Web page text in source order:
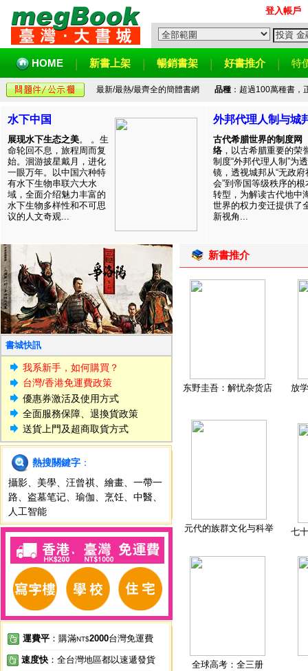
登入帳戶
HOME 新書上架 暢銷書架 好書推介 特
最新/最熱/最齊全的簡體書網 品種：超過100萬種書，
水下中国
展现水下生态之美。 。生
命轮回不息，旅程周而复
始。洄游披星戴月，进化
一眼万年。以中国六种特
有水下生物串联六大水
域，全面介绍魅力丰富的
水下生物多样性和不可思
议的人文奇观...
外邦代理人制与城
古代希腊世界的制度网
络 ，以古希腊重要的荣
制度“外邦代理人制”为透
镜，透视城邦从“无政府
会”到帝国等级秩序的根
转型，为解读古代地中
世界的权力变迁提供了
新视角...
書城快訊
我系新手，如何購買？
台灣/香港免運費政策
優惠券激活及使用方式
全面服務保障、退換貨政策
送貨上門及超商取貨方式
熱搜關鍵字 ：
攝影
美學 汪曾祺 繪畫
一帶一
路
盗墓笔记 瑜伽 烹饪 中醫
人工智能
運費平 ：購滿NT$2000台灣免運費
速度快 ：全台灣地區都以速遞發貨
新書推介
东野圭吾：解忧杂货店 放
元代的族群文化与科举 七
全球高考：全三册